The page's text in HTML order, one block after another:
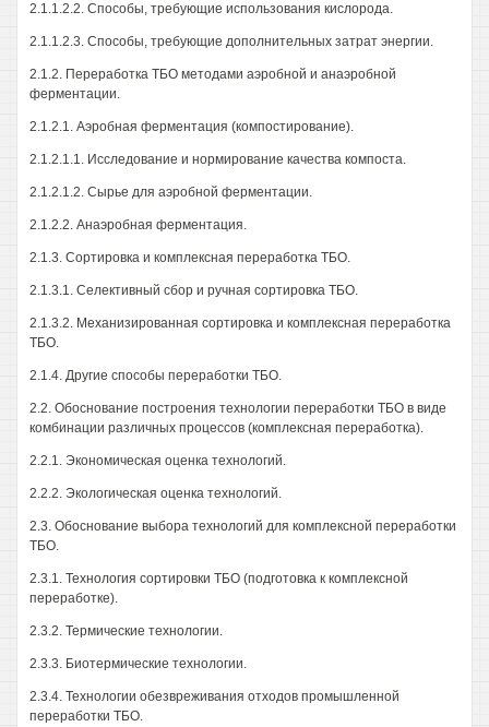
2.1.1.2.2. Способы, требующие использования кислорода.
2.1.1.2.3. Способы, требующие дополнительных затрат энергии.
2.1.2. Переработка ТБО методами аэробной и анаэробной
ферментации.
2.1.2.1. Аэробная ферментация (компостирование).
2.1.2.1.1. Исследование и нормирование качества компоста.
2.1.2.1.2. Сырье для аэробной ферментации.
2.1.2.2. Анаэробная ферментация.
2.1.3. Сортировка и комплексная переработка ТБО.
2.1.3.1. Селективный сбор и ручная сортировка ТБО.
2.1.3.2. Механизированная сортировка и комплексная переработка
ТБО.
2.1.4. Другие способы переработки ТБО.
2.2. Обоснование построения технологии переработки ТБО в виде
комбинации различных процессов (комплексная переработка).
2.2.1. Экономическая оценка технологий.
2.2.2. Экологическая оценка технологий.
2.3. Обоснование выбора технологий для комплексной переработки
ТБО.
2.3.1. Технология сортировки ТБО (подготовка к комплексной
переработке).
2.3.2. Термические технологии.
2.3.3. Биотермические технологии.
2.3.4. Технологии обезвреживания отходов промышленной
переработки ТБО.